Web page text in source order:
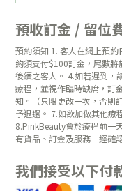
預收訂金 / 留位
預約須知 1. 客人在網上預
約須支付$100訂金，尾數
後續之客人。 4.如若遲到，
療程，並視作臨時缺席，訂
知。（只限更改一次，否則
予退還。 7.如欲加做其他療
8.PinkBeauty會於療程前一
有貨品、訂金及服務一經確
我們接受以下付